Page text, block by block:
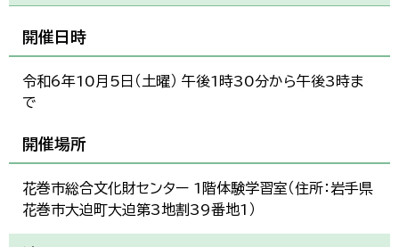
開催日時
令和6年10月5日（土曜） 午後1時30分から午後3時ま
で
開催場所
花巻市総合文化財センター 1階体験学習室（住所：岩手県
花巻市大迫町大迫第3地割39番地1）